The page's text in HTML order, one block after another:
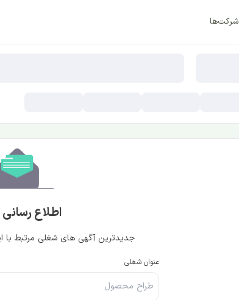
شرکت‌ها
اطلاع
جدیدترین آگهی های شغلی مرتبط با
عنوان شغلی